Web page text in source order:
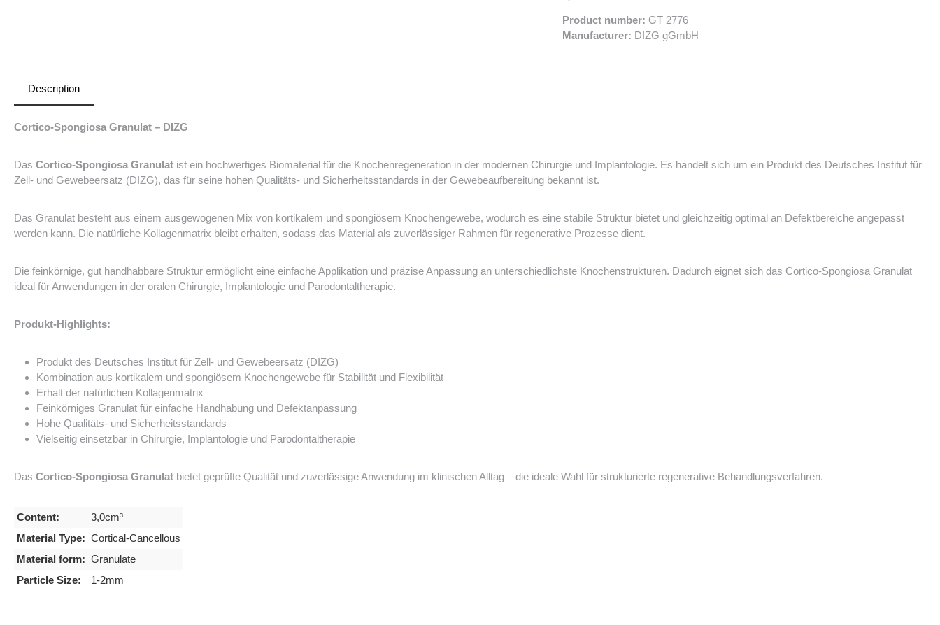
Product number: GT 2776
Manufacturer: DIZG gGmbH
Description
Cortico-Spongiosa Granulat – DIZG
Das Cortico-Spongiosa Granulat ist ein hochwertiges Biomaterial für die Knochenregeneration in der modernen Chirurgie und Implantologie. Es handelt sich um ein Produkt des Deutsches Institut für
Zell- und Gewebeersatz (DIZG), das für seine hohen Qualitäts- und Sicherheitsstandards in der Gewebeaufbereitung bekannt ist.
Das Granulat besteht aus einem ausgewogenen Mix von kortikalem und spongiösem Knochengewebe, wodurch es eine stabile Struktur bietet und gleichzeitig optimal an Defektbereiche angepasst
werden kann. Die natürliche Kollagenmatrix bleibt erhalten, sodass das Material als zuverlässiger Rahmen für regenerative Prozesse dient.
Die feinkörnige, gut handhabbare Struktur ermöglicht eine einfache Applikation und präzise Anpassung an unterschiedlichste Knochenstrukturen. Dadurch eignet sich das Cortico-Spongiosa Granulat
ideal für Anwendungen in der oralen Chirurgie, Implantologie und Parodontaltherapie.
Produkt-Highlights:
Produkt des Deutsches Institut für Zell- und Gewebeersatz (DIZG)
Kombination aus kortikalem und spongiösem Knochengewebe für Stabilität und Flexibilität
Erhalt der natürlichen Kollagenmatrix
Feinkörniges Granulat für einfache Handhabung und Defektanpassung
Hohe Qualitäts- und Sicherheitsstandards
Vielseitig einsetzbar in Chirurgie, Implantologie und Parodontaltherapie
Das Cortico-Spongiosa Granulat bietet geprüfte Qualität und zuverlässige Anwendung im klinischen Alltag – die ideale Wahl für strukturierte regenerative Behandlungsverfahren.
Content:
3,0cm³
Material Type: Cortical-Cancellous
Material form: Granulate
Particle Size:
1-2mm